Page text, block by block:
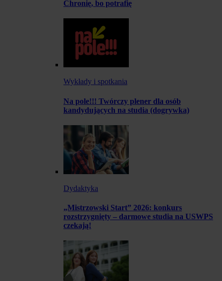
Chronię, bo potrafię
Wykłady i spotkania
Na pole!!! Twórczy plener dla osób
kandydujących na studia (dogrywka)
Dydaktyka
„Mistrzowski Start” 2026: konkurs
rozstrzygnięty – darmowe studia na USWPS
czekają!